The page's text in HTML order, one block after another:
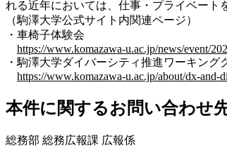
れる近年においては、仕事・プライベート
（駒澤大学公式サイト内関連ページ）
・車椅子体験会
https://www.komazawa-u.ac.jp/news/event/
・駒澤大学ダイバーシティ推進ワーキング
https://www.komazawa-u.ac.jp/about/dx-and-
本件に関するお問い合わせ
総務部 総務広報課 広報係